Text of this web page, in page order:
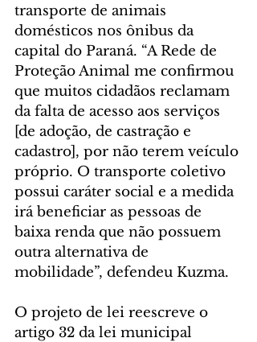
transporte de animais
domésticos nos ônibus da
capital do Paraná. “A Rede de
Proteção Animal me confirmou
que muitos cidadãos reclamam
da falta de acesso aos serviços
[de adoção, de castração e
cadastro], por não terem veículo
próprio. O transporte coletivo
possui caráter social e a medida
irá beneficiar as pessoas de
baixa renda que não possuem
outra alternativa de
mobilidade”, defendeu Kuzma.
O projeto de lei reescreve o
artigo 32 da lei municipal